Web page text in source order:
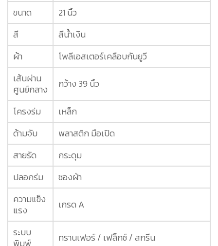
ขนาด
21 นิ้ว
สี
สีน้ำเงิน
ผ้า
โพลีเอสเตอร์เคลือบกันยูวี
เส้นผ่าน
ศูนย์กลาง
กว้าง 39 นิ้ว
โครงร่ม
เหล็ก
ด้ามจับ
พลาสติก มือเปิด
สายรัด
กระดุม
ปลอกร่ม
ซองผ้า
ความแข็ง
แรง
เกรด A
ระบบ
พิมพ์
ทรานเฟอร์ / เฟล็กซ์ / สกรีน